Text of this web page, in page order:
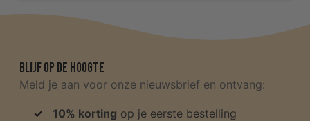
Blijf op de hoogte
Meld je aan voor onze nieuwsbrief en ontvang:
10% korting op je eerste bestelling